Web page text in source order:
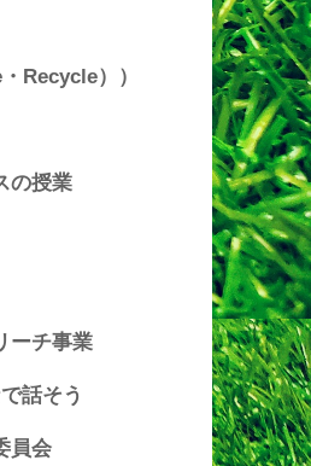
Recycle））
の授業
ーチ事業
話そう
員会